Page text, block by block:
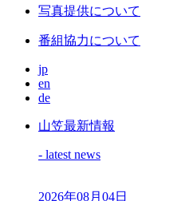
写真提供について
番組協力について
jp
en
de
山笠最新情報
- latest news
2026年08月04日